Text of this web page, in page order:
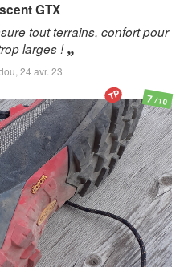
GTX
tout terrains, confort pour
larges !
24 avr. 23
7/10
TP